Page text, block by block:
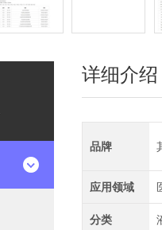
详细介绍
品牌
应用领域
分类